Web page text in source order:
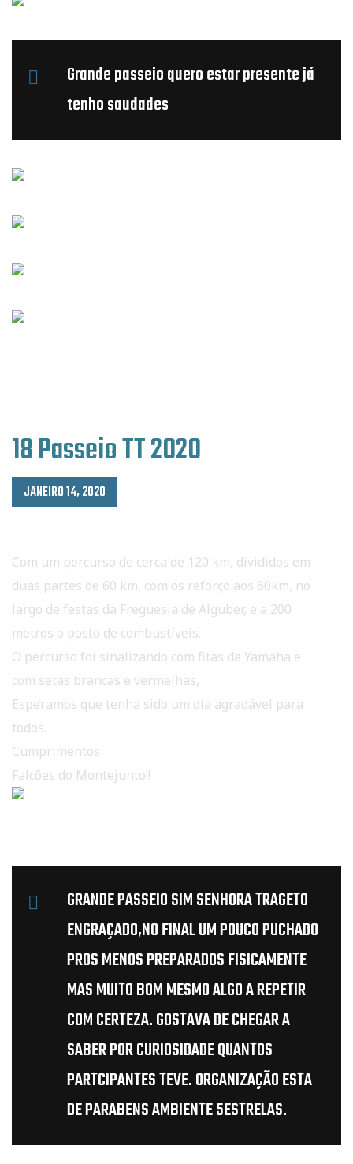
Grande passeio quero estar presente já
tenho saudades
18 Passeio TT 2020
JANEIRO 14, 2020
Com um percurso de cerca de 120 km, divididos em
duas partes de 60 km, com os reforço aos 60km, no
largo de festas da Freguesia de Alguber, e a 200
metros o posto de combustíveis.
O percurso foi sinalizando com fitas da Yamaha e
com setas brancas e vermelhas,
Esperamos que tenha sido um dia agradável para
todos.
Cumprimentos
Falcões do Montejunto!!
GRANDE PASSEIO SIM SENHORA TRAGETO
ENGRAÇADO,NO FINAL UM POUCO PUCHADO
PROS MENOS PREPARADOS FISICAMENTE
MAS MUITO BOM MESMO ALGO A REPETIR
COM CERTEZA. GOSTAVA DE CHEGAR A
SABER POR CURIOSIDADE QUANTOS
PARTCIPANTES TEVE. ORGANIZAÇÃO ESTA
DE PARABENS AMBIENTE 5ESTRELAS.